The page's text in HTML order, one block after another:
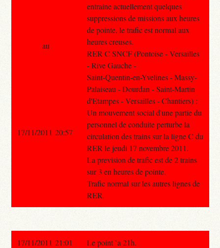
entraine actuellement quelques
suppressions de missions aux heures
de pointe, le trafic est normal aux
heures creuses.
RER C SNCF (Pontoise - Versailles
- Rive Gauche -
Saint-Quentin-en-Yvelines - Massy-
Palaiseau - Dourdan - Saint-Martin
d'Etampes - Versailles - Chantiers) :
Un mouvement social d'une partie du
personnel de conduite perturbe la
circulation des trains sur la ligne C du
RER le jeudi 17 novembre 2011.
La prevision de trafic est de 2 trains
sur 3 en heures de pointe.
Trafic normal sur les autres lignes de
RER.
au
17/11/2011 20:57
17/11/2011 21:01
Le point `a 21h.